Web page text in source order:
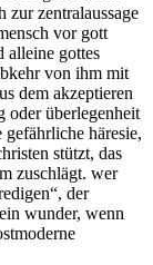
zur zentralaussage
vor gott
alleine gottes
von ihm mit
dem akzeptieren
oder überlegenheit
häresie,
stützt, das
zuschlägt. wer
der
wunder, wenn